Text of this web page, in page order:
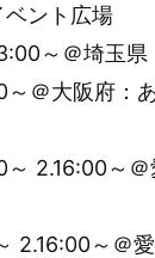
ント広場
～＠埼玉県
～＠大阪府：
～ 2.16:00～
2.16:00～＠